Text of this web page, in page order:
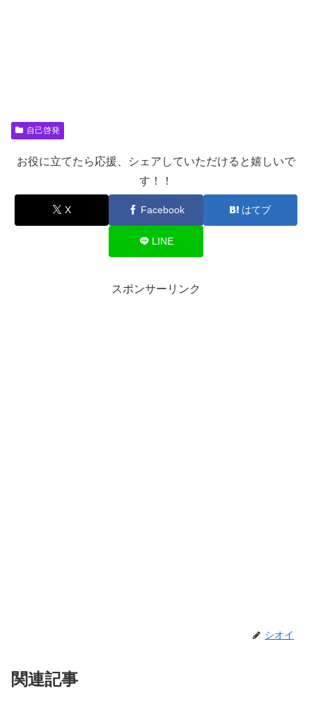
自己啓発
お役に立てたら応援、シェアしていただけると嬉しいで
す！！
X Facebook はてブ
LINE
スポンサーリンク
シオイ
関連記事